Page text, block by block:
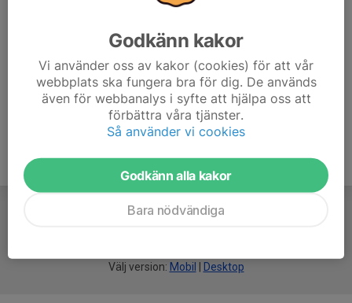
Välj version: Mobil Desktop
Godkänn kakor
Vi använder oss av kakor (cookies) för att vår
webbplats ska fungera bra för dig. De används
även för webbanalys i syfte att hjälpa oss att
förbättra våra tjänster.
Så använder vi cookies
Godkänn alla kakor
Bara nödvändiga